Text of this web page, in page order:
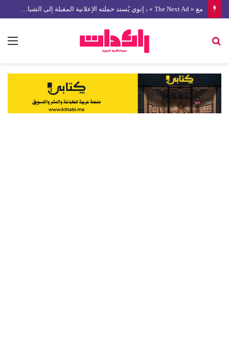
مع « The Next Ad » ، إنوي يُسند حملته الإعلانية المقبلة إلى الشباب المغربي